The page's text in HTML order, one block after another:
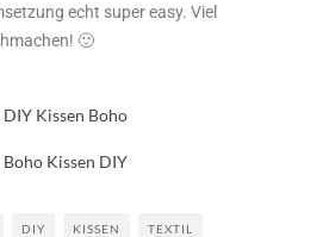
echt super easy. Viel
🙂
DIY KISSEN TEXTIL